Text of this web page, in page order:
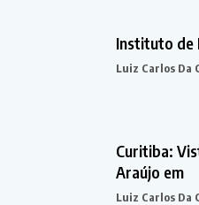
Instituto de
Luiz Carlos Da
Curitiba:
Araújo em
Luiz Carlos Da